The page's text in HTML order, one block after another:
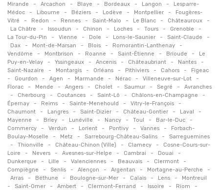
Mirande - Arcachon - Blaye - Bordeaux - Langon -
Lesparre-
Médoc
- Libourne - Béziers - Lodève - Montpellier -
Fougères-
Vitré
- Redon - Rennes - Saint-Malo - Le Blanc - Châteauroux -
La Châtre - Issoudun - Chinon - Loches - Tours - Grenoble -
La Tour-du-Pin - Vienne - Dole - Lons-le-Saunier - Saint-Claude -
Dax - Mont-de-Marsan - Blois - Romorantin-Lanthenay -
Vendôme - Montbrison - Roanne - Saint-Étienne - Brioude -
Le
Puy-en-Velay
- Yssingeaux - Ancenis - Châteaubriant - Nantes -
Saint-Nazaire - Montargis - Orléans - Pithiviers - Cahors - Figeac
- Gourdon - Agen - Marmande - Nérac - Villeneuve-sur-Lot -
Florac - Mende - Angers - Cholet - Saumur - Segré - Avranches
- Cherbourg - Coutances - Saint-Lô - Châlons-en-Champagne -
Épernay - Reims - Sainte-Menehould - Vitry-le-François -
Chaumont - Langres - Saint-Dizier - Château-Gontier - Laval -
Mayenne - Briey - Lunéville - Nancy - Toul - Bar-le-Duc -
Commercy - Verdun - Lorient - Pontivy - Vannes -
Forbach-
Boulay-Moselle
- Metz - Sarrebourg-Château-Salins - Sarreguemines
- Thionville - Château-Chinon (Ville) - Clamecy -
Cosne-Cours-sur-
Loire
- Nevers - Avesnes-sur-Helpe - Cambrai - Douai -
Dunkerque - Lille - Valenciennes - Beauvais - Clermont -
Compiègne - Senlis - Alençon - Argentan - Mortagne-au-Perche -
Arras - Béthune - Boulogne-sur-Mer - Calais - Lens - Montreuil
- Saint-Omer - Ambert - Clermont-Ferrand - Issoire - Riom -